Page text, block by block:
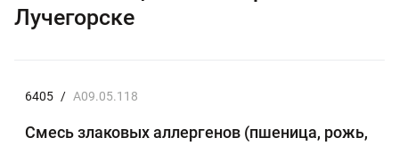
Лучегорске
6405 / A09.05.118
Смесь злаковых аллергенов (пшеница, рожь,